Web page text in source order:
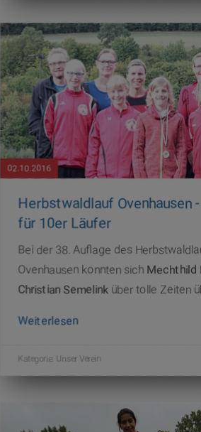
02.10.2016
Herbstwaldlauf Ovenhausen
für 10er Läufer
Bei der 38. Auflage des
Ovenhausen konnten sich Mechthild
Christian Semelink über tolle Zeiten
Weiterlesen
Kategorie: Unser Verein